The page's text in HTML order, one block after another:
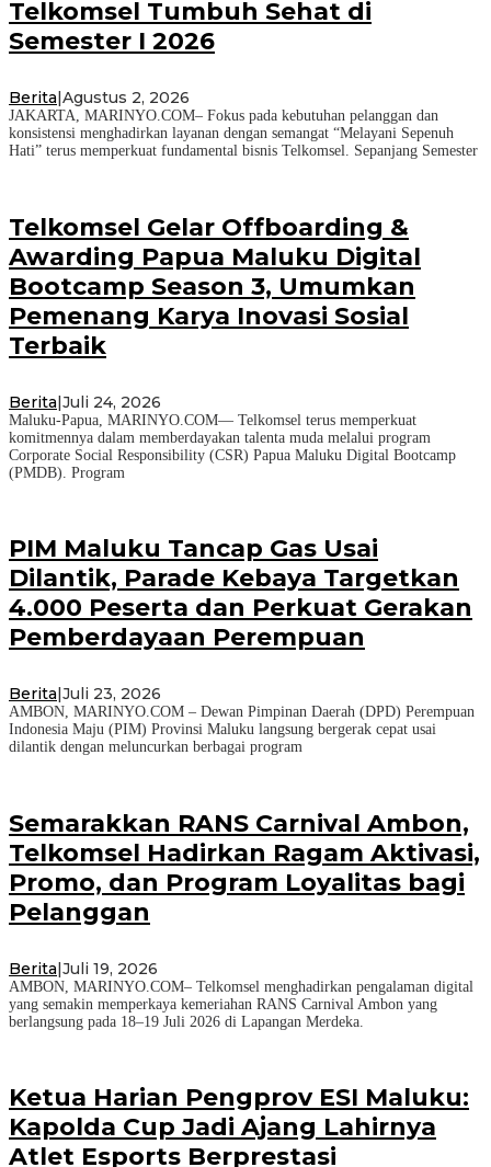
Telkomsel Tumbuh Sehat di
Semester I 2026
Berita Agustus 2, 2026
JAKARTA, MARINYO.COM– Fokus pada kebutuhan pelanggan dan
konsistensi menghadirkan layanan dengan semangat “Melayani Sepenuh
Hati” terus memperkuat fundamental bisnis Telkomsel. Sepanjang Semester
Telkomsel Gelar Offboarding &
Awarding Papua Maluku Digital
Bootcamp Season 3, Umumkan
Pemenang Karya Inovasi Sosial
Terbaik
Berita|Juli 24, 2026
Maluku-Papua, MARINYO.COM— Telkomsel terus memperkuat
komitmennya dalam memberdayakan talenta muda melalui program
Corporate Social Responsibility (CSR) Papua Maluku Digital Bootcamp
(PMDB). Program
PIM Maluku Tancap Gas Usai
Dilantik, Parade Kebaya Targetkan
4.000 Peserta dan Perkuat Gerakan
Pemberdayaan Perempuan
Berita Juli 23, 2026
AMBON, MARINYO.COM – Dewan Pimpinan Daerah (DPD) Perempuan
Indonesia Maju (PIM) Provinsi Maluku langsung bergerak cepat usai
dilantik dengan meluncurkan berbagai program
Semarakkan RANS Carnival Ambon,
Telkomsel Hadirkan Ragam Aktivasi,
Promo, dan Program Loyalitas bagi
Pelanggan
Berita|Juli 19, 2026
AMBON, MARINYO.COM– Telkomsel menghadirkan pengalaman digital
yang semakin memperkaya kemeriahan RANS Carnival Ambon yang
berlangsung pada 18–19 Juli 2026 di Lapangan Merdeka.
Ketua Harian Pengprov ESI Maluku:
Kapolda Cup Jadi Ajang Lahirnya
Atlet Esports Berprestasi